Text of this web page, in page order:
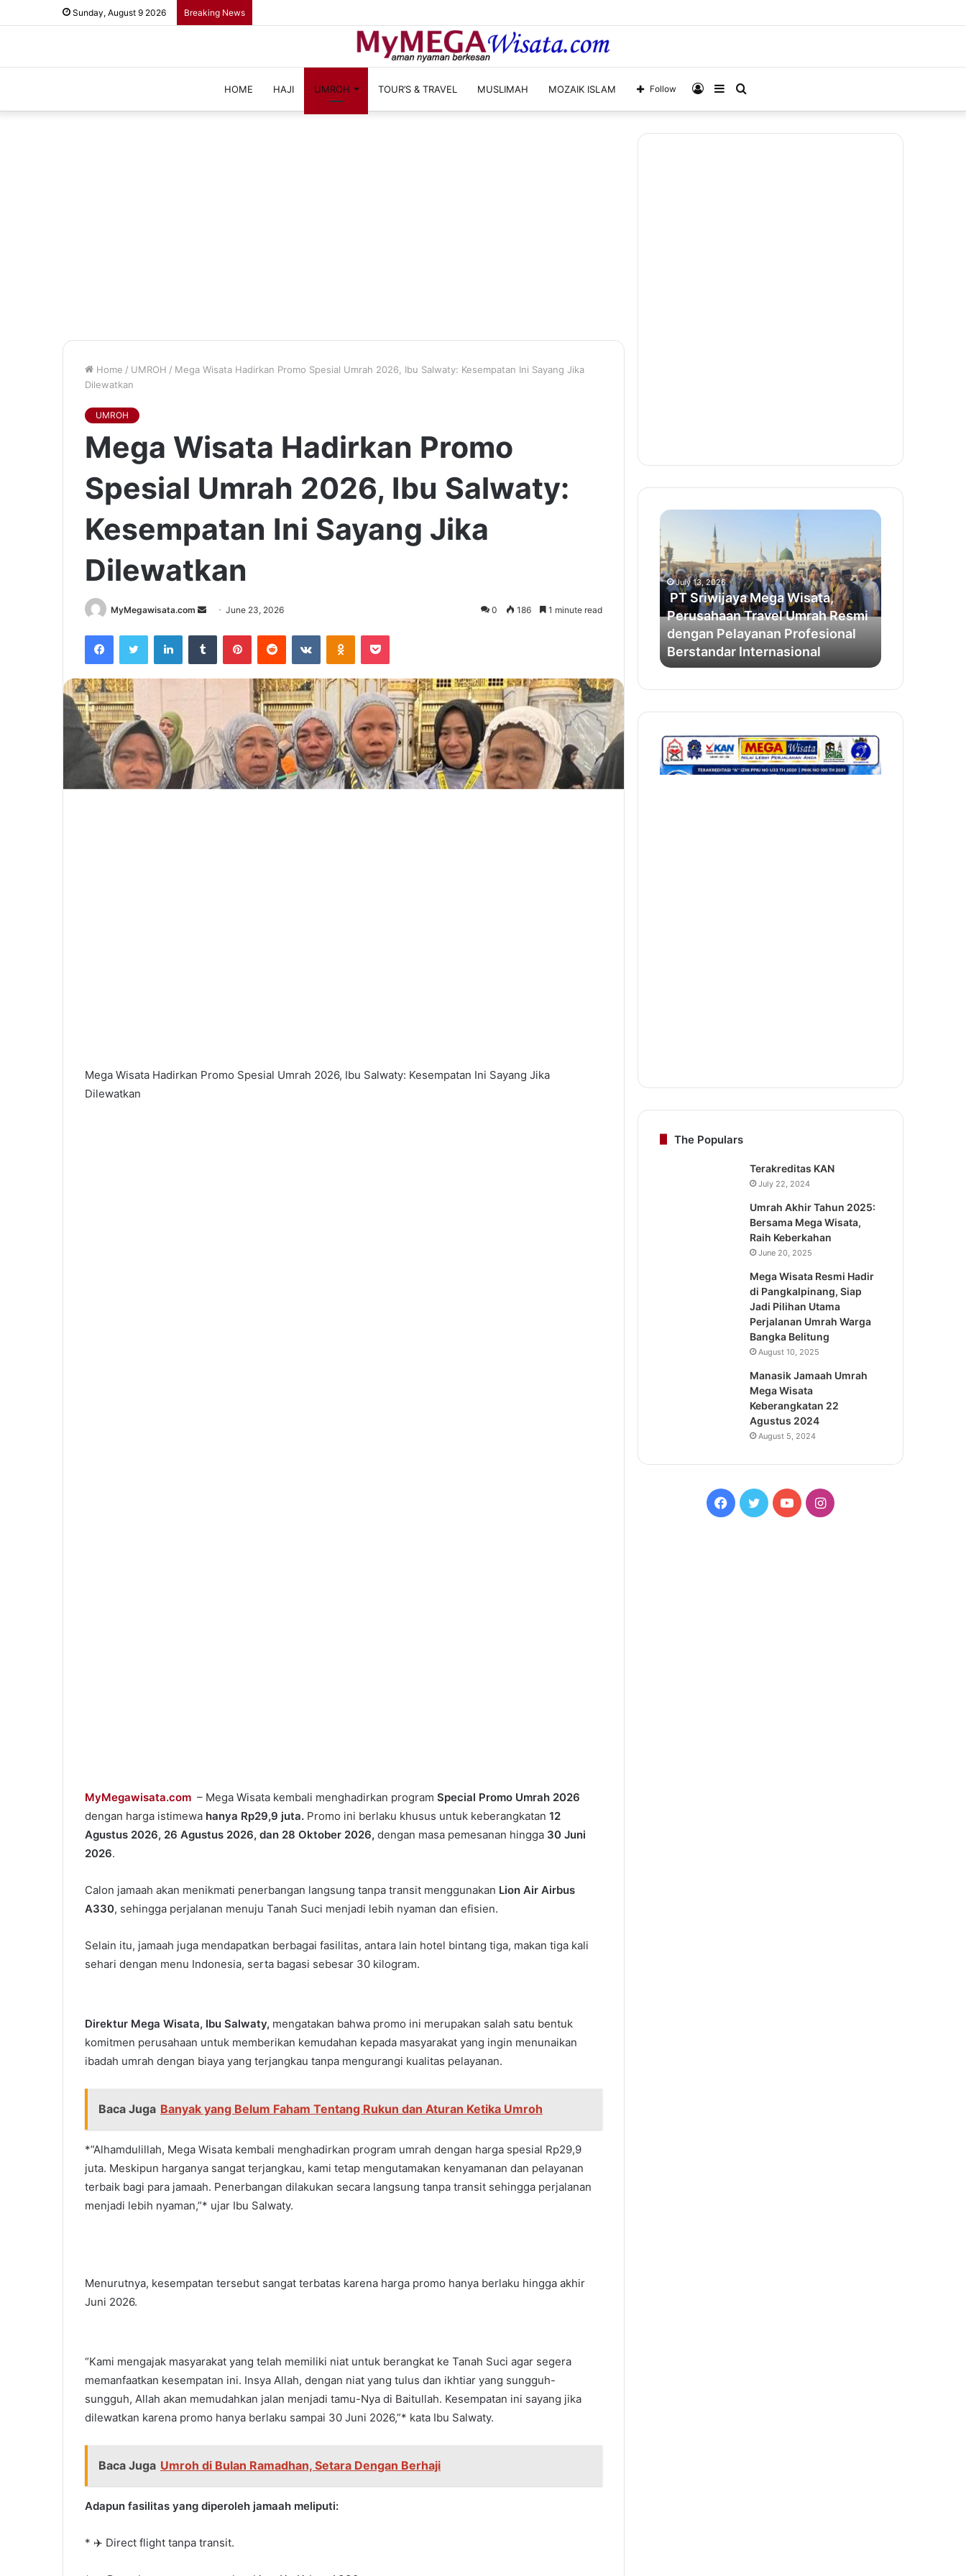
Sunday, August 9 2026 Breaking News
HOME HAJI UMROH TOUR’S & TRAVEL MUSLIMAH MOZAIK ISLAM
for
Sidebar
Log
In
Follow
Home / UMROH / Mega Wisata Hadirkan Promo Spesial Umrah 2026, Ibu Salwaty: Kesempatan Ini Sayang Jika
Dilewatkan
UMROH
Mega Wisata Hadirkan Promo
Spesial Umrah 2026, Ibu Salwaty:
Kesempatan Ini Sayang Jika
Dilewatkan
MyMegawisata.com
SendJune 23, 2026 0 186 1 minute read
FacebookTwitter LinkedInTumblr PinterestReddit VKontakteOdnoklassniki
Pocket
Mega Wisata Hadirkan Promo Spesial Umrah 2026, Ibu Salwaty: Kesempatan Ini Sayang Jika
Dilewatkan
MyMegawisata.com – Mega Wisata kembali menghadirkan program Special Promo Umrah 2026
dengan harga istimewa hanya Rp29,9 juta. Promo ini berlaku khusus untuk keberangkatan 12
Agustus 2026, 26 Agustus 2026, dan 28 Oktober 2026, dengan masa pemesanan hingga 30 Juni
2026.
Calon jamaah akan menikmati penerbangan langsung tanpa transit menggunakan Lion Air Airbus
A330, sehingga perjalanan menuju Tanah Suci menjadi lebih nyaman dan efisien.
Selain itu, jamaah juga mendapatkan berbagai fasilitas, antara lain hotel bintang tiga, makan tiga kali
sehari dengan menu Indonesia, serta bagasi sebesar 30 kilogram.
Direktur Mega Wisata, Ibu Salwaty, mengatakan bahwa promo ini merupakan salah satu bentuk
komitmen perusahaan untuk memberikan kemudahan kepada masyarakat yang ingin menunaikan
ibadah umrah dengan biaya yang terjangkau tanpa mengurangi kualitas pelayanan.
Baca Juga Banyak yang Belum Faham Tentang Rukun dan Aturan Ketika Umroh
*”Alhamdulillah, Mega Wisata kembali menghadirkan program umrah dengan harga spesial Rp29,9
juta. Meskipun harganya sangat terjangkau, kami tetap mengutamakan kenyamanan dan pelayanan
terbaik bagi para jamaah. Penerbangan dilakukan secara langsung tanpa transit sehingga perjalanan
menjadi lebih nyaman,”* ujar Ibu Salwaty.
Menurutnya, kesempatan tersebut sangat terbatas karena harga promo hanya berlaku hingga akhir
Juni 2026.
“Kami mengajak masyarakat yang telah memiliki niat untuk berangkat ke Tanah Suci agar segera
memanfaatkan kesempatan ini. Insya Allah, dengan niat yang tulus dan ikhtiar yang sungguh-
sungguh, Allah akan memudahkan jalan menjadi tamu-Nya di Baitullah. Kesempatan ini sayang jika
dilewatkan karena promo hanya berlaku sampai 30 Juni 2026,”* kata Ibu Salwaty.
Baca Juga Umroh di Bulan Ramadhan, Setara Dengan Berhaji
Adapun fasilitas yang diperoleh jamaah meliputi:
* ✈️ Direct flight tanpa transit.
PT
Sriwijaya
Mega
Wisata,
Perusahaan
Travel
Umrah
Resmi
dengan
Pelayanan
Profesional
July 13, 2026
PT Sriwijaya Mega Wisata,
Perusahaan Travel Umrah Resmi
dengan Pelayanan Profesional
Berstandar Internasional
The Populars
Terakreditas KAN
July 22, 2024
Umrah Akhir Tahun 2025:
Bersama Mega Wisata,
Raih Keberkahan
June 20, 2025
Mega Wisata Resmi Hadir
di Pangkalpinang, Siap
Jadi Pilihan Utama
Perjalanan Umrah Warga
Bangka Belitung
August 10, 2025
Manasik Jamaah Umrah
Mega Wisata
Keberangkatan 22
Agustus 2024
August 5, 2024
Facebook
TwitterYouTubeInstagram